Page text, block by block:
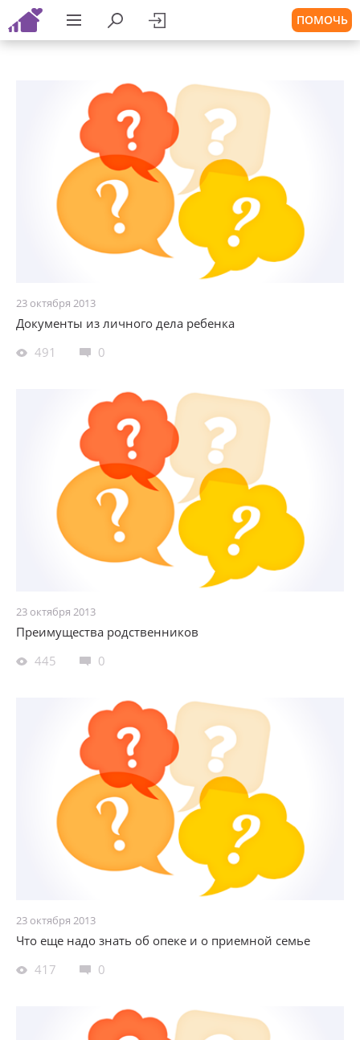
ПОМОЧЬ
23 октября 2013
Документы из личного дела ребенка
491
0
23 октября 2013
Преимущества родственников
445
0
23 октября 2013
Что еще надо знать об опеке и о приемной семье
417
0